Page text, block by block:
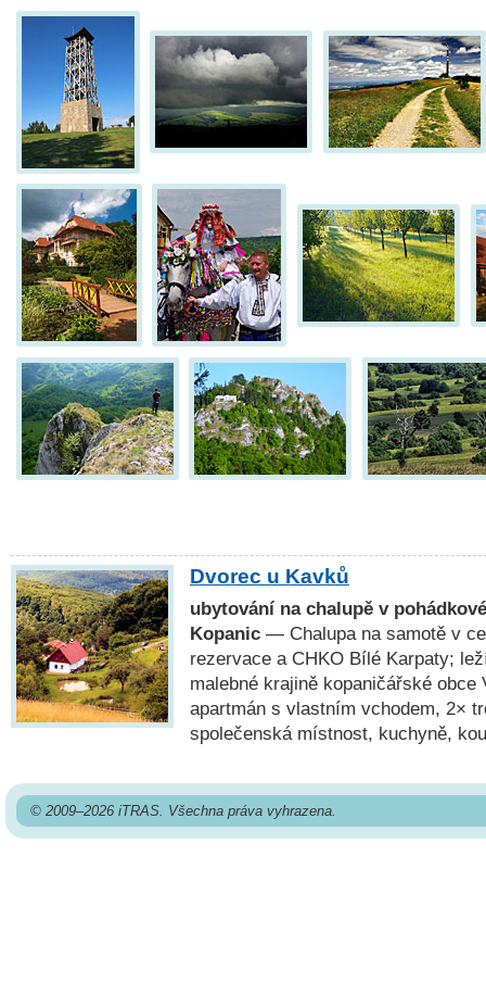
Dvorec u Kavků
ubytování na chalupě v
Kopanic — Chalupa na samotě v
rezervace a CHKO Bílé Karpaty;
malebné krajině kopaničářské
apartmán s vlastním vchodem, 2×
společenská místnost, kuchyně,
© 2009–2026 iTRAS. Všechna práva vyhrazena.